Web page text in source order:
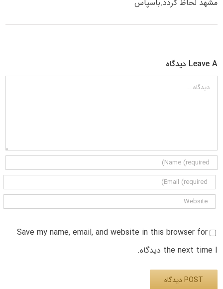
مشهد لحاظ گردد.باسپاس
Leave A دیدگاه
دیدگاه
Save my name, email, and website in this browser for
the next time I دیدگاه.